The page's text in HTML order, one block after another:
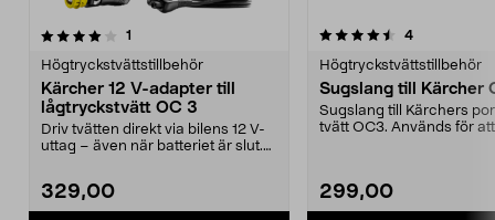
1
Högtryckstvättstillbehör
Kärcher 12 V-adapter till
lågtryckstvätt OC 3
Driv tvätten direkt via bilens 12 V-
uttag – även när batteriet är slut.
329,00
4.5av 5 stjärnor 4recensioner
Högtryckstvättstillbehör
Sugslang till Kärcher
Sugslang till Kärchers
tvätt OC3. Används för
299,00